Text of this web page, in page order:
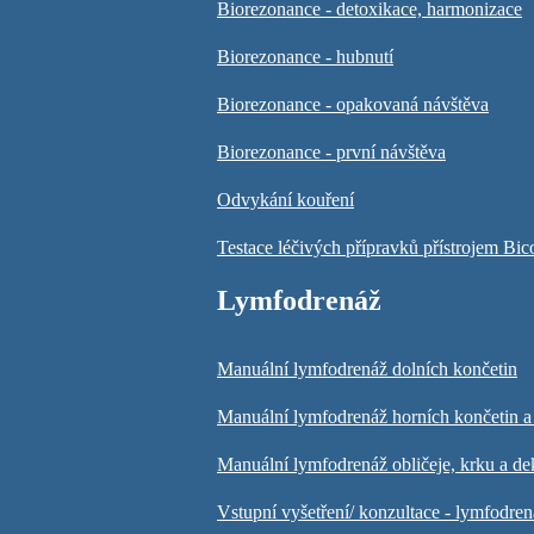
Biorezonance - detoxikace, harmonizace
Biorezonance - hubnutí
Biorezonance - opakovaná návštěva
Biorezonance - první návštěva
Odvykání kouření
Testace léčivých přípravků přístrojem
Lymfodrenáž
Manuální lymfodrenáž dolních končetin
Manuální lymfodrenáž horních končetin
Manuální lymfodrenáž obličeje, krku a
Vstupní vyšetření/ konzultace -